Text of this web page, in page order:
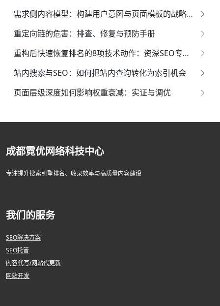
需求侧内容模型：构建用户意图与页面模板的战略映射体系
重定向链的危害：排查、修复与预防手册
重构后快速恢复排名的8项技术动作：资深SEO专家的系统化指南
站内搜索与SEO：如何把站内查询转化为索引机会
页面层级深度如何影响权重衰减：实证与调优
成都霓优网络科技中心
专注提升搜索引擎排名、收录效率与高质量内容建设
我们的服务
SEO解决方案
SEO托管
内容代写/网站代更新
网站开发